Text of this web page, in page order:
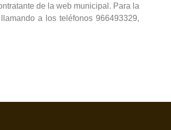
de la web municipal. Para la
a los teléfonos 966493329,